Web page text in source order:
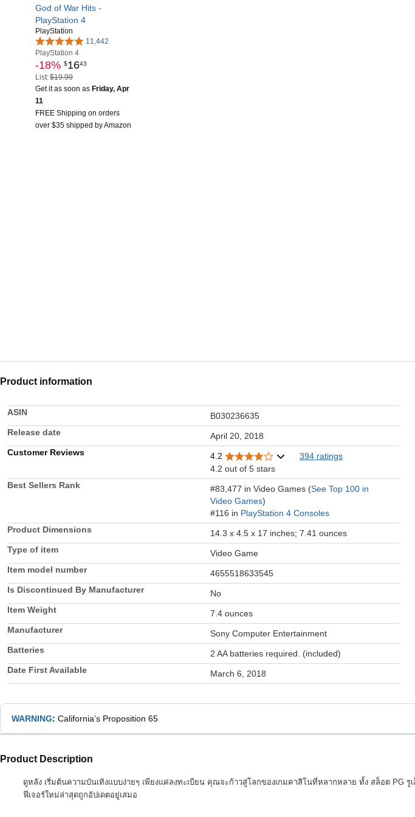
God of War Hits -
PlayStation 4
PlayStation
11,442
PlayStation 4
-18% $1643
List:$19.99
Get it as soon as Friday, Apr
11
FREE Shipping on orders
over $35 shipped by Amazon
Product information
ASIN
B030236635
Release date
April 20, 2018
Customer Reviews
4.2
394 ratings
4.2 out of 5 stars
Best Sellers Rank
#83,477 in Video Games (See Top 100 in
Video Games)
#116 in PlayStation 4 Consoles
Product Dimensions
14.3 x 4.5 x 17 inches; 7.41 ounces
Type of item
Video Game
Item model number
4655518633545
Is Discontinued By Manufacturer
No
Item Weight
7.4 ounces
Manufacturer
Sony Computer Entertainment
Batteries
2 AA batteries required. (included)
Date First Available
March 6, 2018
WARNING: California’s Proposition 65
Product Description
ดูหลัง เริ่มต้นความบันเทิงแบบง่ายๆ เพียงแค่ลงทะเบียน คุณจะก้าวสู่โลกของเกมคาสิโนที่หลากหลาย ทั้ง สล็อต
ฟีเจอร์ใหม่ล่าสุดถูกอัปเดตอยู่เสมอ